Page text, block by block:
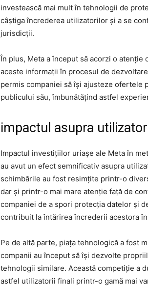
investească mai mult în tehnologii de
câștiga încrederea utilizatorilor și a se
jurisdicții.
În plus, Meta a început să acorzi o
aceste informații în procesul de
permis companiei să își ajusteze ofertele
publicului său, îmbunătățind astfel
impactul asupra
Impactul investițiilor uriașe ale Meta în
au avut un efect semnificativ asupra
schimbările au fost resimțite printr-o
dar și printr-o mai mare atenție față de
companiei de a spori protecția datelor și
contribuit la întărirea încrederii acestora
Pe de altă parte, piața tehnologică a fost
companii au început să își dezvolte
tehnologii similare. Această competiție a
astfel utilizatorii finali printr-o gamă mai